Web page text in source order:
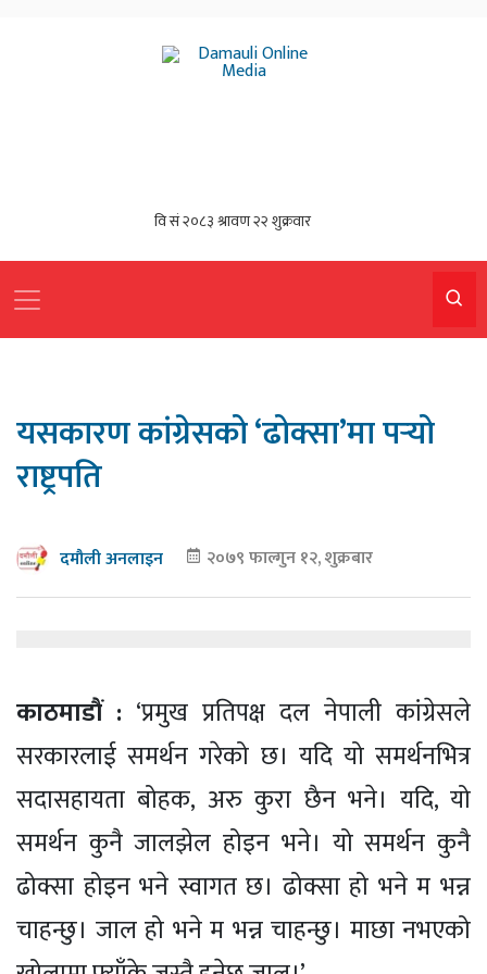
यसकारण कांग्रेसको ‘ढोक्सा’मा पर्‍यो
राष्ट्रपति
दमौली अनलाइन २०७९ फाल्गुन १२, शुक्रबार
काठमाडौं : ‘प्रमुख प्रतिपक्ष दल नेपाली कांग्रेसले
सरकारलाई समर्थन गरेको छ। यदि यो समर्थनभित्र
सदासहायता बोहक, अरु कुरा छैन भने। यदि, यो
समर्थन कुनै जालझेल होइन भने। यो समर्थन कुनै
ढोक्सा होइन भने स्वागत छ। ढोक्सा हो भने म भन्न
चाहन्छु। जाल हो भने म भन्न चाहन्छु। माछा नभएको